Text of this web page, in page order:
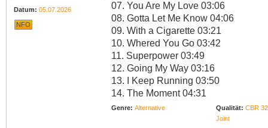
Datum: 05.07.2026
NFO
07. You Are My Love 03:06
08. Gotta Let Me Know 04:06
09. With a Cigarette 03:21
10. Whered You Go 03:42
11. Superpower 03:49
12. Going My Way 03:16
13. I Keep Running 03:50
14. The Moment 04:31
Genre: Alternative Qualität: CBR
Joint